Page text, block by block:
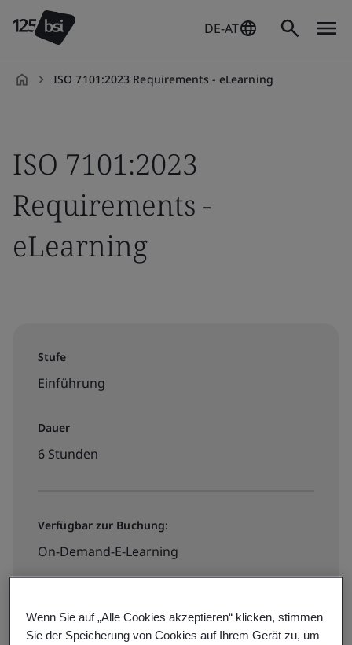
DE-AT
ISO 7101:2023 Requirements - eLearning
ISO 7101:2023
Requirements -
eLearning
Stufe
Einführung
Dauer
6 Stunden
Verfügbar zur Buchung:
On-Demand-E-Learning
Wenn Sie auf „Alle Cookies akzeptieren“ klicken, stimmen
Sie der Speicherung von Cookies auf Ihrem Gerät zu, um